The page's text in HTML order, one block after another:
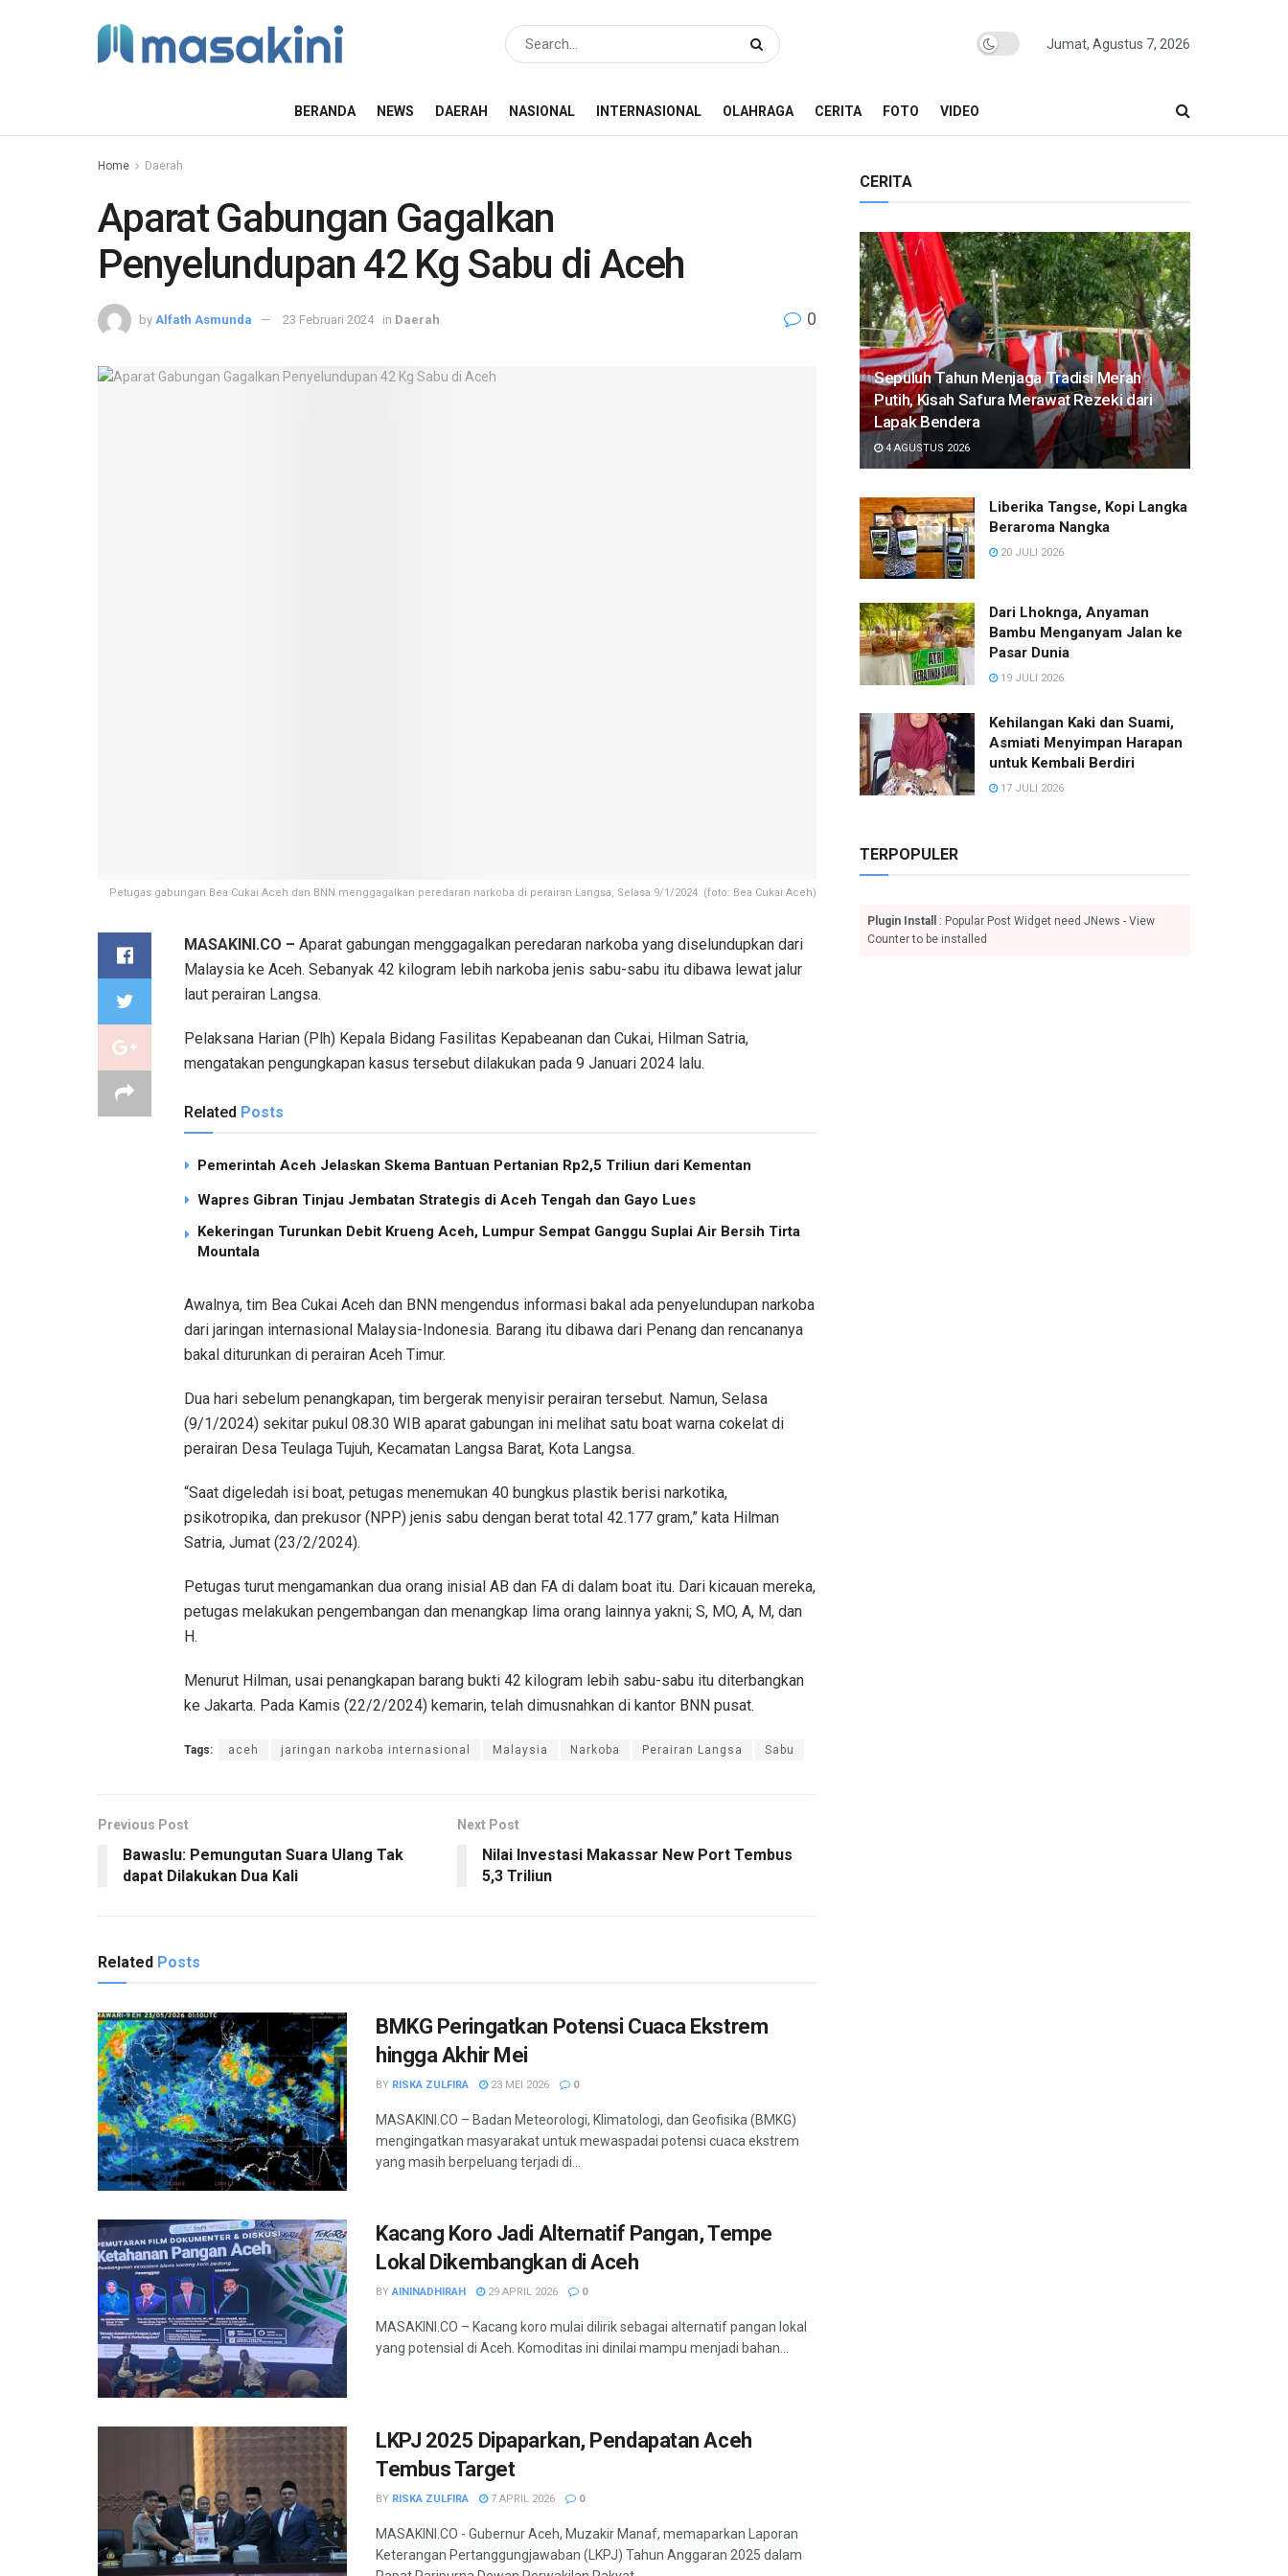
Jumat, Agustus 7, 2026
BERANDA NEWS DAERAH NASIONAL INTERNASIONAL OLAHRAGA CERITA FOTO VIDEO
Home Daerah
Aparat Gabungan Gagalkan
Penyelundupan 42 Kg Sabu di Aceh
by Alfath Asmunda 23 Februari 2024 in Daerah 0
Petugas gabungan Bea Cukai Aceh dan BNN menggagalkan peredaran narkoba di perairan Langsa, Selasa 9/1/2024. (foto: Bea Cukai Aceh)
MASAKINI.CO – Aparat gabungan menggagalkan peredaran narkoba yang diselundupkan dari
Malaysia ke Aceh. Sebanyak 42 kilogram lebih narkoba jenis sabu-sabu itu dibawa lewat jalur
laut perairan Langsa.
Pelaksana Harian (Plh) Kepala Bidang Fasilitas Kepabeanan dan Cukai, Hilman Satria,
mengatakan pengungkapan kasus tersebut dilakukan pada 9 Januari 2024 lalu.
Related Posts
Pemerintah Aceh Jelaskan Skema Bantuan Pertanian Rp2,5 Triliun dari Kementan
Wapres Gibran Tinjau Jembatan Strategis di Aceh Tengah dan Gayo Lues
Kekeringan Turunkan Debit Krueng Aceh, Lumpur Sempat Ganggu Suplai Air Bersih Tirta
Mountala
Awalnya, tim Bea Cukai Aceh dan BNN mengendus informasi bakal ada penyelundupan narkoba
dari jaringan internasional Malaysia-Indonesia. Barang itu dibawa dari Penang dan rencananya
bakal diturunkan di perairan Aceh Timur.
Dua hari sebelum penangkapan, tim bergerak menyisir perairan tersebut. Namun, Selasa
(9/1/2024) sekitar pukul 08.30 WIB aparat gabungan ini melihat satu boat warna cokelat di
perairan Desa Teulaga Tujuh, Kecamatan Langsa Barat, Kota Langsa.
“Saat digeledah isi boat, petugas menemukan 40 bungkus plastik berisi narkotika,
psikotropika, dan prekusor (NPP) jenis sabu dengan berat total 42.177 gram,” kata Hilman
Satria, Jumat (23/2/2024).
Petugas turut mengamankan dua orang inisial AB dan FA di dalam boat itu. Dari kicauan mereka,
petugas melakukan pengembangan dan menangkap lima orang lainnya yakni; S, MO, A, M, dan
H.
Menurut Hilman, usai penangkapan barang bukti 42 kilogram lebih sabu-sabu itu diterbangkan
ke Jakarta. Pada Kamis (22/2/2024) kemarin, telah dimusnahkan di kantor BNN pusat.
Tags: aceh jaringan narkoba internasional Malaysia Narkoba Perairan Langsa Sabu
Previous Post
Bawaslu: Pemungutan Suara Ulang Tak
dapat Dilakukan Dua Kali
Next Post
Nilai Investasi Makassar New Port Tembus
5,3 Triliun
Related Posts
BMKG Peringatkan Potensi Cuaca Ekstrem
hingga Akhir Mei
BY RISKA ZULFIRA 23 MEI 2026 0
MASAKINI.CO – Badan Meteorologi, Klimatologi, dan Geofisika (BMKG)
mengingatkan masyarakat untuk mewaspadai potensi cuaca ekstrem
yang masih berpeluang terjadi di...
Kacang Koro Jadi Alternatif Pangan, Tempe
Lokal Dikembangkan di Aceh
BY AININADHIRAH 29 APRIL 2026 0
MASAKINI.CO – Kacang koro mulai dilirik sebagai alternatif pangan lokal
yang potensial di Aceh. Komoditas ini dinilai mampu menjadi bahan...
LKPJ 2025 Dipaparkan, Pendapatan Aceh
Tembus Target
BY RISKA ZULFIRA 7 APRIL 2026 0
MASAKINI.CO - Gubernur Aceh, Muzakir Manaf, memaparkan Laporan
Keterangan Pertanggungjawaban (LKPJ) Tahun Anggaran 2025 dalam
CERITA
Sepuluh Tahun Menjaga Tradisi Merah
Putih, Kisah Safura Merawat Rezeki dari
Lapak Bendera
4 AGUSTUS 2026
Liberika Tangse, Kopi Langka
Beraroma Nangka
20 JULI 2026
Dari Lhoknga, Anyaman
Bambu Menganyam Jalan ke
Pasar Dunia
19 JULI 2026
Kehilangan Kaki dan Suami,
Asmiati Menyimpan Harapan
untuk Kembali Berdiri
17 JULI 2026
TERPOPULER
Plugin Install
: Popular Post Widget need JNews - View
Counter to be installed